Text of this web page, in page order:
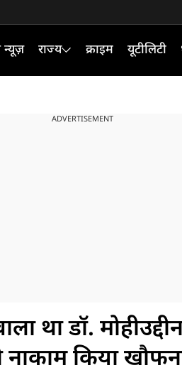
न्यूज़ राज्य क्राइम यूटीलिटी
ADVERTISEMENT
था डॉ.
किया